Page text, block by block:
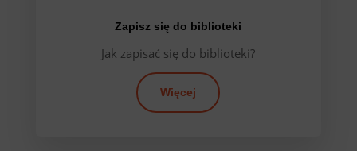
Zapisz się do biblioteki
Jak zapisać się do biblioteki?
Więcej